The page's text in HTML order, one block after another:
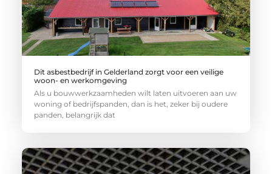
Dit asbestbedrijf in Gelderland zorgt voor een veilige
woon- en werkomgeving
Als u bouwwerkzaamheden wilt laten uitvoeren aan uw
woning of bedrijfspanden, dan is het, zeker bij oudere
panden, belangrijk dat